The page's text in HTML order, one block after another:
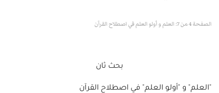
الصفحة 4 من 7: العلم و أولو العلم في اصطلاح القرآن
بحث ثان
"العلم" و "أولو العلم" في اصطلاح القرآن